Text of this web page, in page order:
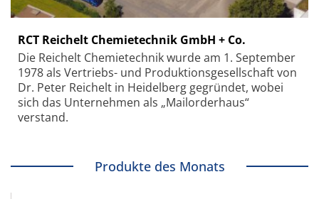
RCT Reichelt Chemietechnik GmbH + Co.
Die Reichelt Chemietechnik wurde am 1. September
1978 als Vertriebs- und Produktionsgesellschaft von
Dr. Peter Reichelt in Heidelberg gegründet, wobei
sich das Unternehmen als „Mailorderhaus“
verstand.
Produkte des Monats